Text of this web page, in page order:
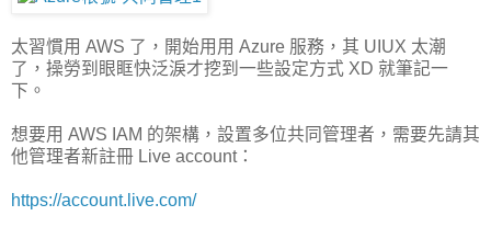
太習慣用 AWS 了，開始用用 Azure 服務，其 UIUX 太潮
了，操勞到眼眶快泛淚才挖到一些設定方式 XD 就筆記一
下。
想要用 AWS IAM 的架構，設置多位共同管理者，需要先請其
他管理者新註冊 Live account：
https://account.live.com/